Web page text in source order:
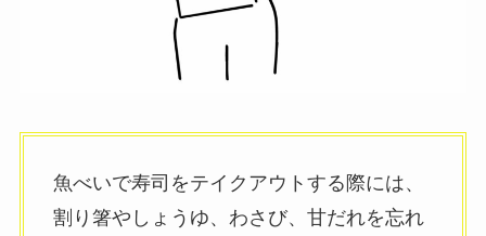
魚べいで寿司をテイクアウトする際には、
割り箸やしょうゆ、わさび、甘だれを忘れ